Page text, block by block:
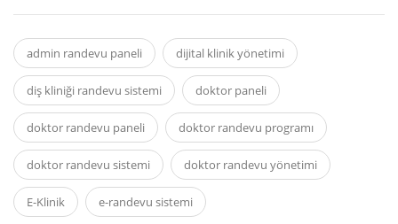
admin randevu paneli dijital klinik yönetimi
diş kliniği randevu sistemi doktor paneli
doktor randevu paneli doktor randevu programı
doktor randevu sistemi doktor randevu yönetimi
E-Klinik e-randevu sistemi